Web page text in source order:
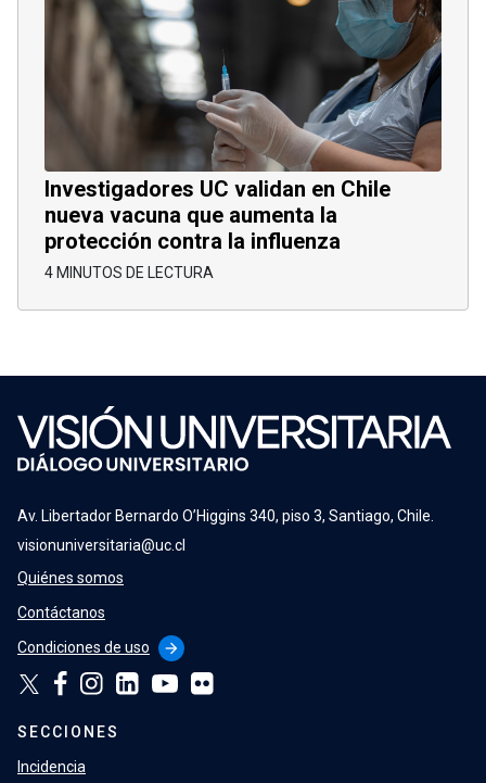
Investigadores UC validan en Chile
nueva vacuna que aumenta la
protección contra la influenza
4 MINUTOS DE LECTURA
Av. Libertador Bernardo O’Higgins 340, piso 3, Santiago, Chile.
visionuniversitaria@uc.cl
Quiénes somos
Contáctanos
Condiciones de uso
arrow_forward
SECCIONES
Incidencia